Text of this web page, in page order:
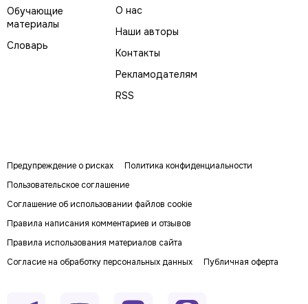
Обучающие
материалы
Словарь
О нас
Наши авторы
Контакты
Рекламодателям
RSS
Предупреждение о рисках
Политика конфиденциальности
Пользовательское соглашение
Соглашение об использовании файлов cookie
Правила написания комментариев и отзывов
Правила использования материалов сайта
Согласие на обработку персональных данных
Публичная оферта